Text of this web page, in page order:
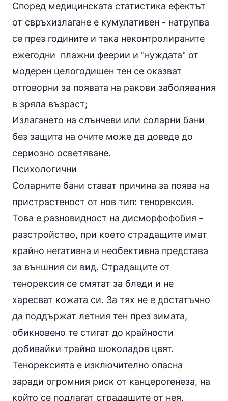
Според медицинската статистика ефектът
от свръхизлагане е кумулативен - натрупва
се през годините и така неконтролираните
ежегодни плажни феерии и "нуждата" от
модерен целогодишен тен се оказват
отговорни за появата на ракови заболявания
в зряла възраст;
Излагането на слънчеви или соларни бани
без защита на очите може да доведе до
сериозно осветяване.
Психологични
Соларните бани стават причина за поява на
пристрастеност от нов тип: тенорексия.
Това е разновидност на дисморфофобия -
разстройство, при което страдащите имат
крайно негативна и необективна представа
за външния си вид. Страдащите от
тенорексия се смятат за бледи и не
харесват кожата си. За тях не е достатъчно
да поддържат летния тен през зимата,
обикновено те стигат до крайности
добивайки трайно шоколадов цвят.
Тенорексията е изключително опасна
заради огромния риск от канцерогенеза, на
който се подлагат страдащите от нея.